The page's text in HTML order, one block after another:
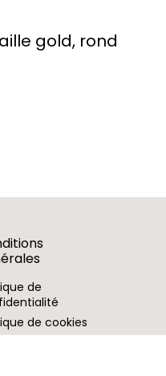
gold, rond
de
de cookies